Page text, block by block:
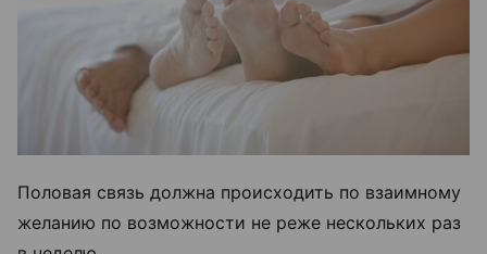
Половая связь должна происходить по взаимному
желанию по возможности не реже нескольких раз